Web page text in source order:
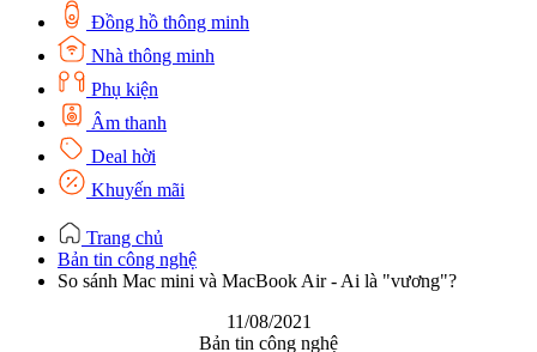
Đồng hồ thông minh
Nhà thông minh
Phụ kiện
Âm thanh
Deal hời
Khuyến mãi
Trang chủ
Bản tin công nghệ
So sánh Mac mini và MacBook Air - Ai là "vương"?
11/08/2021
Bản tin công nghệ